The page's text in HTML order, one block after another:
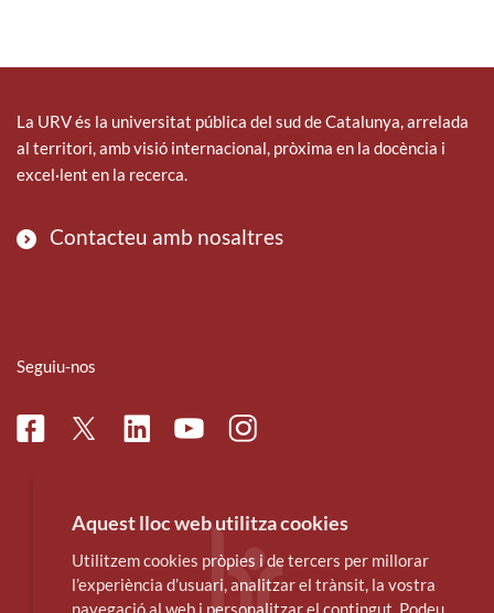
La URV és la universitat pública del sud de Catalunya, arrelada
al territori, amb visió internacional, pròxima en la docència i
excel·lent en la recerca.
Contacteu amb nosaltres
Seguiu-nos
FacebookTwitterLinkedinYoutubeInstagram
Aquest lloc web utilitza cookies
Utilitzem cookies pròpies i de tercers per millorar
l’experiència d’usuari, analitzar el trànsit, la vostra
navegació al web i personalitzar el contingut. Podeu